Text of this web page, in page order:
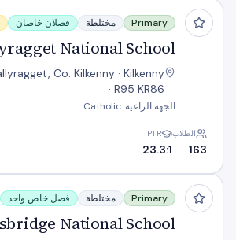
Ballyragget National School
Primary مختلطة فصلان خاصان
National School
Co. Kilkenny · Kilkenny
· R95 KR86
الجهة الراعية: Catholic
الطلاب
163
PTR
23.3:1
Bennettsbridge National School
Primary مختلطة فصل خاص واحد
National School